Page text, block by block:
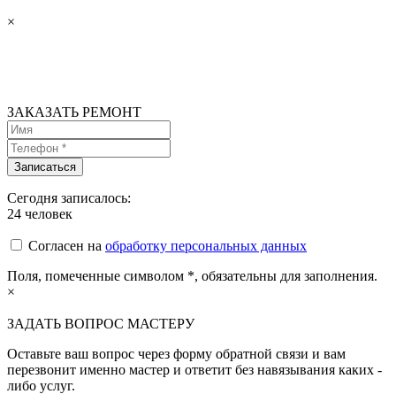
×
ЗАКАЗАТЬ РЕМОНТ
Сегодня записалось:
24 человек
Согласен на обработку персональных данных
Поля, помеченные символом *, обязательны для заполнения.
×
ЗАДАТЬ ВОПРОС МАСТЕРУ
Оставьте ваш вопрос через форму обратной связи и вам
перезвонит именно мастер и ответит без навязывания каких -
либо услуг.